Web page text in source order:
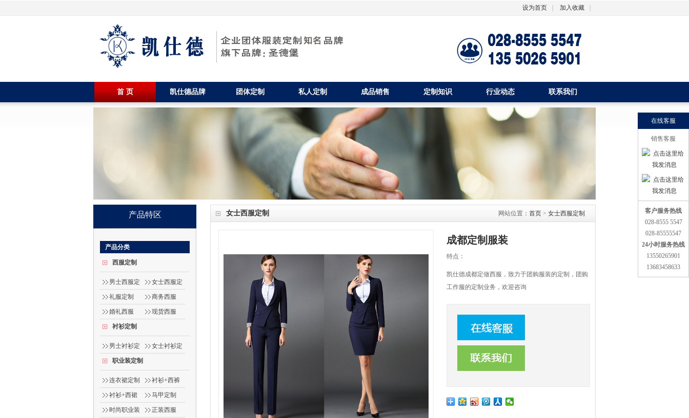
设为首页 加入收藏
首 页 凯仕德品牌 团体定制 私人定制 成品销售 定制知识 行业动态 联系我们
女士西服定制 网站位置： 首页 > 女士西服定制
成都定制服装
特点：
凯仕德成都定做西服，致力于团购服装的定制，团购
工作服的定制业务，欢迎咨询
产品特区
产品分类
西服定制
男士西服定
制
女士西服定
制
礼服定制 商务西服
婚礼西服 现货西服
衬衫定制
男士衬衫定
制
女士衬衫定
职业装定制
连衣裙定制 衬衫+西裤
衬衫+西裙 马甲定制
时尚职业装 正装西服
在线客服
销售客服
客户服务热线
028-8555 5547
028-85555547
24小时服务热线
13550265901
13683458633